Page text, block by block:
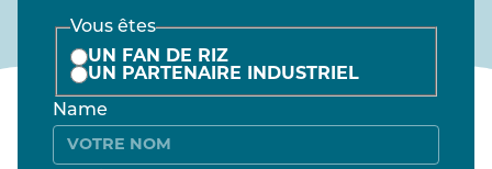
Vous êtes
UN FAN DE RIZ
UN PARTENAIRE INDUSTRIEL
Name